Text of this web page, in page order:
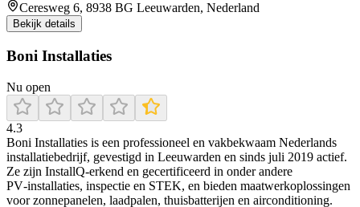
Ceresweg 6, 8938 BG Leeuwarden, Nederland
Bekijk details
Boni Installaties
Nu open
4.3
Boni Installaties is een professioneel en vakbekwaam Nederlands
installatiebedrijf, gevestigd in Leeuwarden en sinds juli 2019 actief.
Ze zijn InstallQ‑erkend en gecertificeerd in onder andere
PV‑installaties, inspectie en STEK, en bieden maatwerkoplossingen
voor zonnepanelen, laadpalen, thuisbatterijen en airconditioning.